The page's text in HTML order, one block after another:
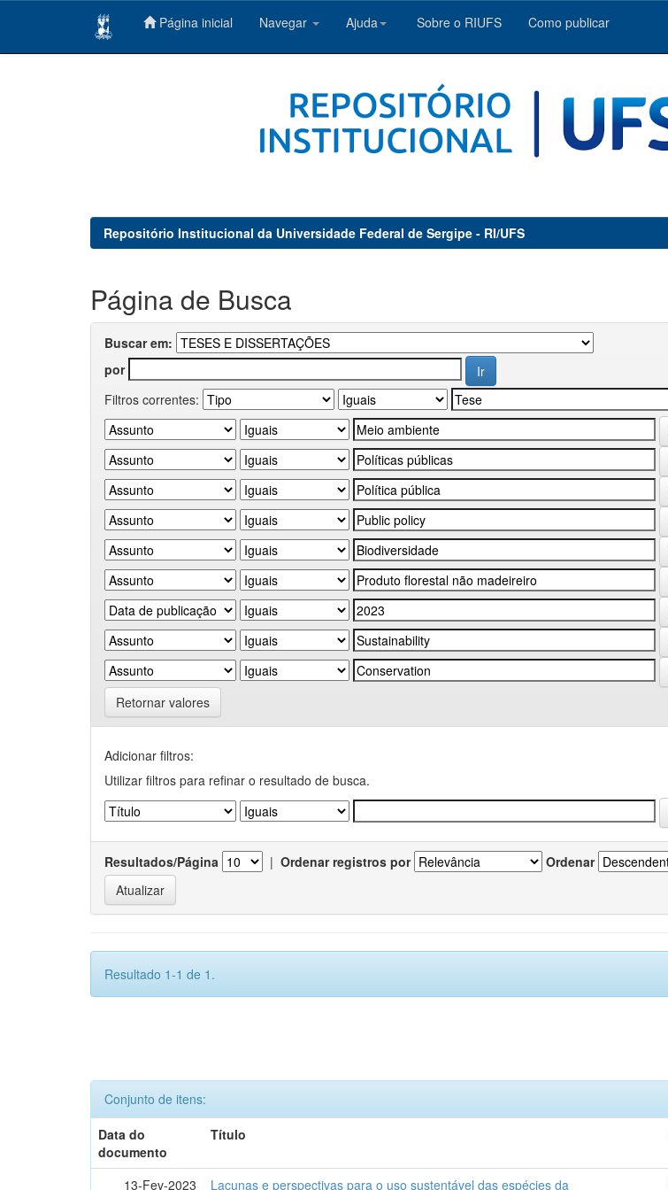
Página inicial Navegar Ajuda Sobre o RIUFS Como publicar
Repositório Institucional da Universidade Federal de Sergipe - RI/UFS
Página de Busca
Buscar em:
por
Filtros correntes:
Retornar valores
Adicionar filtros:
Utilizar filtros para refinar o resultado de busca.
Resultados/Página | Ordenar registros por Ordenar
Resultado 1-1 de 1.
Conjunto de itens:
Data do
documento
Título
13-Fev-2023 Lacunas e perspectivas para o uso sustentável das espécies da